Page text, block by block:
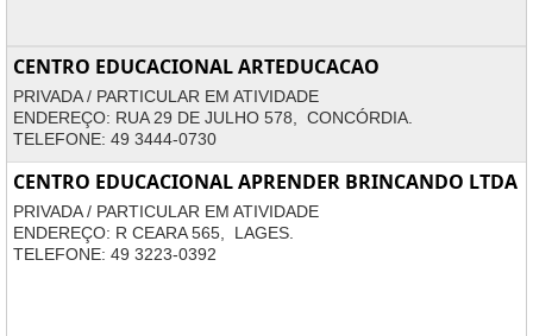
CENTRO EDUCACIONAL ARTEDUCACAO
PRIVADA / PARTICULAR EM ATIVIDADE
ENDEREÇO: RUA 29 DE JULHO 578, CONCÓRDIA.
TELEFONE: 49 3444-0730
CENTRO EDUCACIONAL APRENDER BRINCANDO LTDA
PRIVADA / PARTICULAR EM ATIVIDADE
ENDEREÇO: R CEARA 565, LAGES.
TELEFONE: 49 3223-0392